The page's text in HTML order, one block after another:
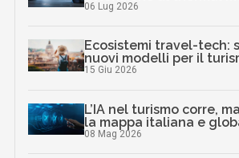
06 Lug 2026
Ecosistemi travel-tech:
nuovi modelli per il
15 Giu 2026
L’IA nel turismo corre,
la mappa italiana e
08 Mag 2026